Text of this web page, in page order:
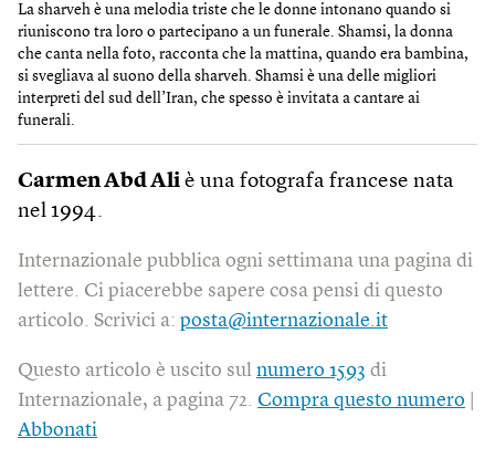
La sharveh è una melodia triste che le donne intonano quando si
riuniscono tra loro o partecipano a un funerale. Shamsi, la donna
che canta nella foto, racconta che la mattina, quando era bambina,
si svegliava al suono della sharveh. Shamsi è una delle migliori
interpreti del sud dell’Iran, che spesso è invitata a cantare ai
funerali.
Carmen Abd Ali è una fotografa francese nata
nel 1994.
Internazionale pubblica ogni settimana una pagina di
lettere. Ci piacerebbe sapere cosa pensi di questo
articolo. Scrivici a: posta@internazionale.it
Questo articolo è uscito sul numero 1593 di
Internazionale, a pagina 72. Compra questo numero
Abbonati